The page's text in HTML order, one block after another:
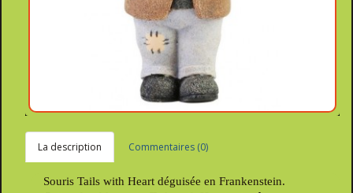
La description Commentaires (0)
Souris Tails with Heart déguisée en Frankenstein.